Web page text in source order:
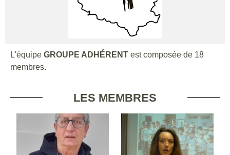
L'équipe GROUPE ADHÉRENT est composée de 18
membres.
LES MEMBRES